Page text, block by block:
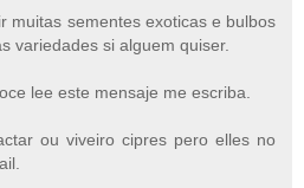
muitas sementes exoticas e bulbos
variedades si alguem quiser.
lee este mensaje me escriba.
ou viveiro cipres pero elles no